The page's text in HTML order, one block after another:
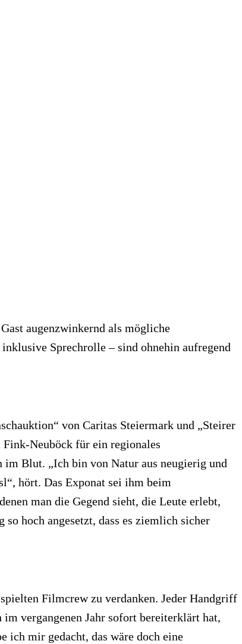
augenzwinkernd als mögliche
Sprechrolle – sind ohnehin aufregend
von Caritas Steiermark und „Steirer
Neuböck für ein regionales
im Blut. „Ich bin von Natur aus neugierig und
hört. Das Exponat sei ihm beim
man die Gegend sieht, die Leute erlebt,
hoch angesetzt, dass es ziemlich sicher
Filmcrew zu verdanken. Jeder Handgriff
vergangenen Jahr sofort bereiterklärt hat,
ich mir gedacht, das wäre doch eine